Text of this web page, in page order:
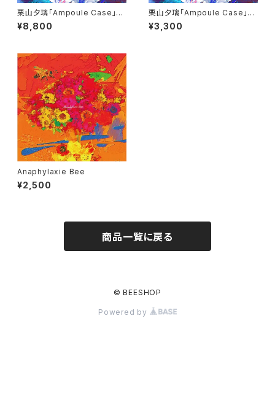
栗山夕璃「Ampoule Case」完
全生産限定盤 (※特典あり)
¥8,800
栗山夕璃「Ampoule Case」通
常盤 (※特典あり)
¥3,300
Anaphylaxie Bee
¥2,500
商品一覧に戻る
© BEESHOP
Powered by